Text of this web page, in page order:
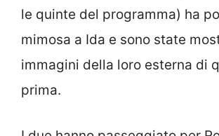
le quinte del programma) ha
mimosa a Ida e sono state
immagini della loro esterna di
prima.